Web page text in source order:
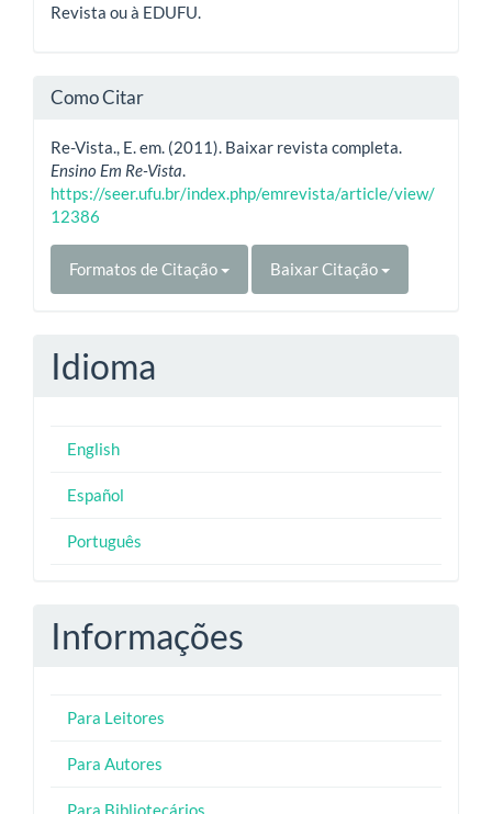
Revista ou à EDUFU.
Como Citar
Re-Vista., E. em. (2011). Baixar revista completa.
Ensino Em Re-Vista.
https://seer.ufu.br/index.php/emrevista/article/view/
12386
Formatos de Citação Baixar Citação
Idioma
English
Español
Português
Informações
Para Leitores
Para Autores
Para Bibliotecários